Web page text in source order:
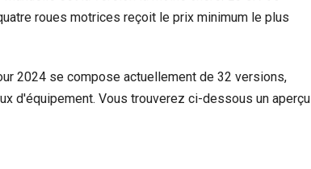
roues motrices reçoit le prix minimum le plus
2024 se compose actuellement de 32 versions,
d'équipement. Vous trouverez ci-dessous un aperçu